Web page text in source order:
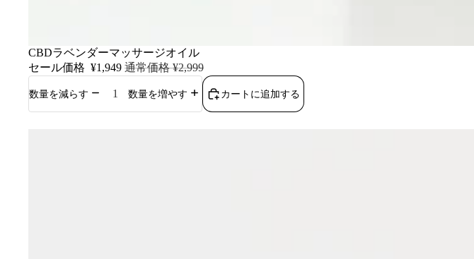
セール
CBDラベンダーマッサージオイル
セール価格 ¥1,949 通常価格¥2,999
数量を減らす 数量を増やす カートに追加する